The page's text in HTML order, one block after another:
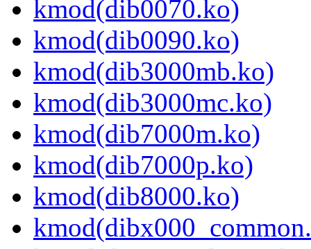
kmod(dib0070.ko)
kmod(dib0090.ko)
kmod(dib3000mb.ko)
kmod(dib3000mc.ko)
kmod(dib7000m.ko)
kmod(dib7000p.ko)
kmod(dib8000.ko)